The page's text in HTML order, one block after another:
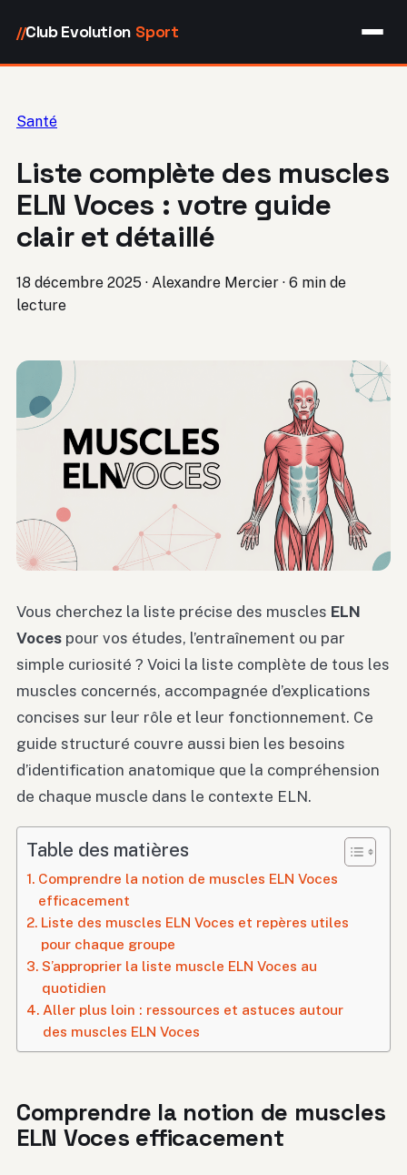
//Club Evolution Sport
Santé
Liste complète des muscles
ELN Voces : votre guide
clair et détaillé
18 décembre 2025 · Alexandre Mercier · 6 min de
lecture
Vous cherchez la liste précise des muscles ELN
Voces pour vos études, l’entraînement ou par
simple curiosité ? Voici la liste complète de tous les
muscles concernés, accompagnée d’explications
concises sur leur rôle et leur fonctionnement. Ce
guide structuré couvre aussi bien les besoins
d’identification anatomique que la compréhension
de chaque muscle dans le contexte ELN.
Table des matières
Comprendre la notion de muscles ELN Voces
efficacement
Liste des muscles ELN Voces et repères utiles
pour chaque groupe
S’approprier la liste muscle ELN Voces au
quotidien
Aller plus loin : ressources et astuces autour
des muscles ELN Voces
Comprendre la notion de muscles
ELN Voces efficacement